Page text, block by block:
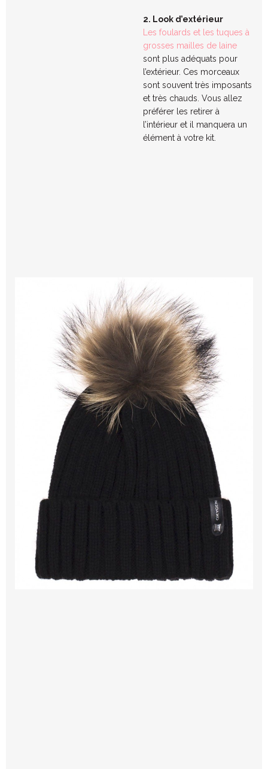
2. Look d’extérieur
Les foulards et les tuques à
grosses mailles de laine
sont plus adéquats pour
l’extérieur. Ces morceaux
sont souvent très imposants
et très chauds. Vous allez
préférer les retirer à
l’intérieur et il manquera un
élément à votre kit.